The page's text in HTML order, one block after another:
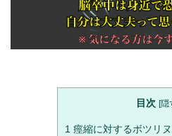
目次 [隠
1 痙縮に対するボツリ